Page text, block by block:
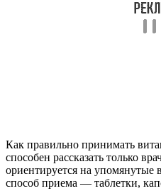
Как правильно принимать
способен рассказать только
ориентируется на упомянутые
способ приема — таблетки,